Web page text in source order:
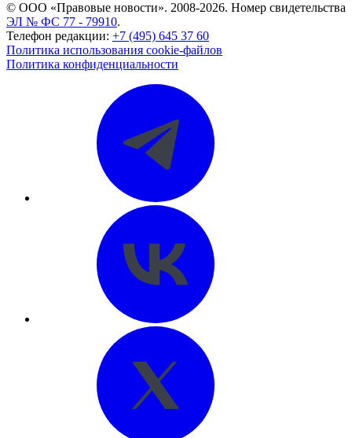
© ООО «Правовые новости». 2008-2026. Номер свидетельства
ЭЛ № ФС 77 - 79910.
Телефон редакции: +7 (495) 645 37 60
Политика использования cookie-файлов
Политика конфиденциальности